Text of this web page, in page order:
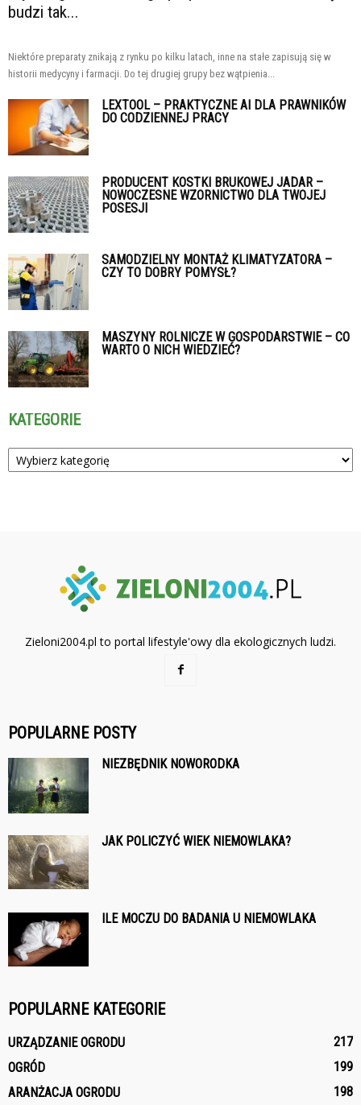
budzi tak...
Niektóre preparaty znikają z rynku po kilku latach, inne na stałe zapisują się w
historii medycyny i farmacji. Do tej drugiej grupy bez wątpienia...
LEXTOOL – PRAKTYCZNE AI DLA PRAWNIKÓW
DO CODZIENNEJ PRACY
PRODUCENT KOSTKI BRUKOWEJ JADAR –
NOWOCZESNE WZORNICTWO DLA TWOJEJ
POSESJI
SAMODZIELNY MONTAŻ KLIMATYZATORA –
CZY TO DOBRY POMYSŁ?
MASZYNY ROLNICZE W GOSPODARSTWIE – CO
WARTO O NICH WIEDZIEĆ?
KATEGORIE
Kategorie
Zieloni2004.pl to portal lifestyle'owy dla ekologicznych ludzi.
POPULARNE POSTY
NIEZBĘDNIK NOWORODKA
JAK POLICZYĆ WIEK NIEMOWLAKA?
ILE MOCZU DO BADANIA U NIEMOWLAKA
POPULARNE KATEGORIE
URZĄDZANIE OGRODU
217
OGRÓD
199
ARANŻACJA OGRODU
198